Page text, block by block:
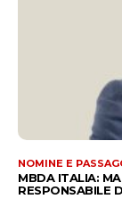
NOMINE E
MBDA ITALIA:
RESPONSABILE